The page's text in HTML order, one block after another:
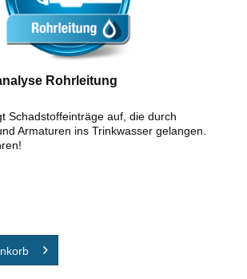
Rohrleitung
Schadstoffeinträge auf, die durch
Armaturen ins Trinkwasser gelangen.